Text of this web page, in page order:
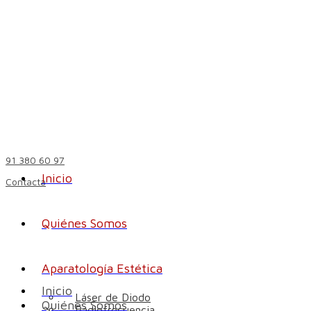
91 380 60 97
ContactaInicio
Quiénes Somos
Aparatología Estética
Láser de Diodo
Inicio
Quiénes Somos